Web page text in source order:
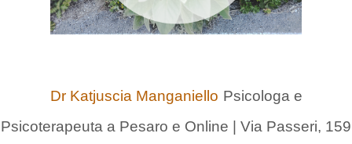
Dr Katjuscia Manganiello Psicologa e
Psicoterapeuta a Pesaro e Online | Via Passeri, 159